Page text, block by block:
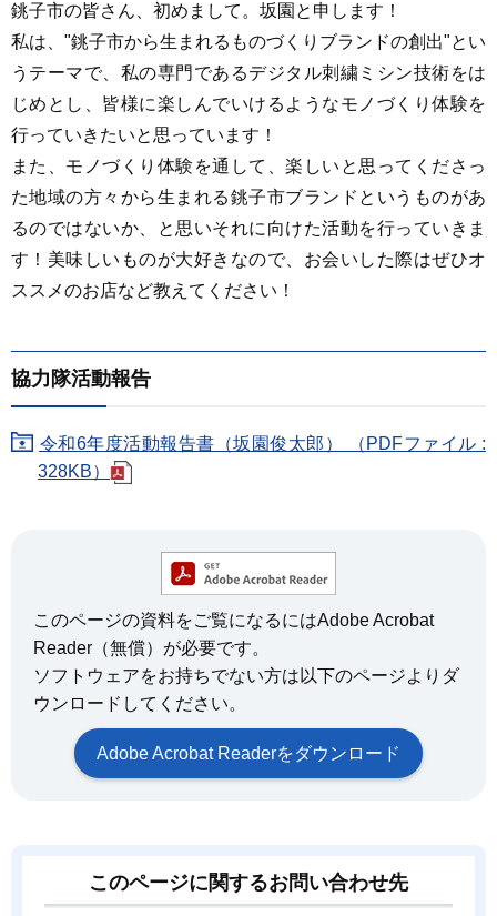
銚子市の皆さん、初めまして。坂園と申します！
私は、"銚子市から生まれるものづくりブランドの創出"とい
うテーマで、私の専門であるデジタル刺繍ミシン技術をは
じめとし、皆様に楽しんでいけるようなモノづくり体験を
行っていきたいと思っています！
また、モノづくり体験を通して、楽しいと思ってくださっ
た地域の方々から生まれる銚子市ブランドというものがあ
るのではないか、と思いそれに向けた活動を行っていきま
す！美味しいものが大好きなので、お会いした際はぜひオ
ススメのお店など教えてください！
協力隊活動報告
令和6年度活動報告書（坂園俊太郎） （PDFファイル :
328KB）
このページの資料をご覧になるにはAdobe Acrobat
Reader（無償）が必要です。
ソフトウェアをお持ちでない方は以下のページよりダ
ウンロードしてください。
Adobe Acrobat Readerをダウンロード
このページに関するお問い合わせ先